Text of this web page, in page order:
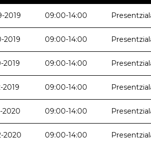
2019 09:00-14:00
2019 09:00-14:00
2019 09:00-14:00
2019 09:00-14:00
2020 09:00-14:00
2020 09:00-14:00